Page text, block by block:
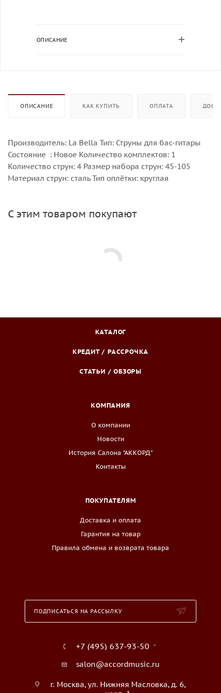
ОПИСАНИЕ
ОПИСАНИЕ КАК КУПИТЬ ОПЛАТА
Производитель: La Bella Тип: Струны для бас-гитары
Состояние : Новое Количество комплектов: 1
Количество струн: 4 Размер набора струн: 45-105
Материал струн: сталь Тип оплётки: круглая
С этим товаром покупают
КАТАЛОГ
КРЕДИТ / РАССРОЧКА
СТАТЬИ / ОБЗОРЫ
КОМПАНИЯ
О компании
Новости
История Салона "АККОРД"
Контакты
ПОКУПАТЕЛЯМ
Доставка и оплата
Гарантия на товар
Правила обмена и возврата товара
ПОДПИСАТЬСЯ НА РАССЫЛКУ
+7 (495) 637-93-50
salon@accordmusic.ru
г. Москва, ул. Нижняя Масловка, д. 6,